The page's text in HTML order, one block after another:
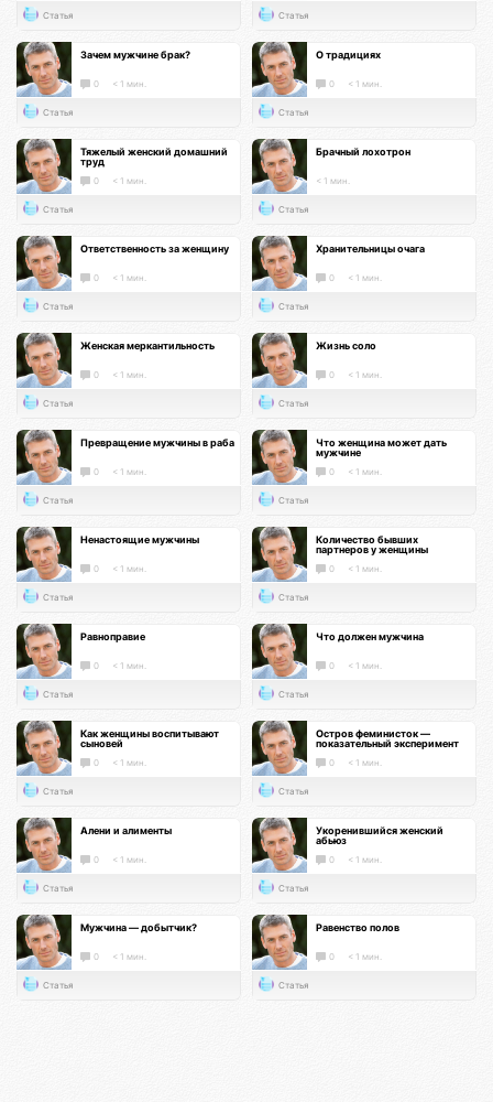
Статья Статья
Зачем мужчине брак?
0 < 1 мин.
Статья
О традициях
0 < 1 мин.
Статья
Тяжелый женский домашний
труд
0 < 1 мин.
Статья
Брачный лохотрон
< 1 мин.
Статья
Ответственность за женщину
0 < 1 мин.
Статья
Хранительницы очага
0 < 1 мин.
Статья
Женская меркантильность
0 < 1 мин.
Статья
Жизнь соло
0 < 1 мин.
Статья
Превращение мужчины в раба
0 < 1 мин.
Статья
Что женщина может дать
мужчине
0 < 1 мин.
Статья
Ненастоящие мужчины
0 < 1 мин.
Статья
Количество бывших
партнеров у женщины
0 < 1 мин.
Статья
Равноправие
0 < 1 мин.
Статья
Что должен мужчина
0 < 1 мин.
Статья
Как женщины воспитывают
сыновей
0 < 1 мин.
Статья
Остров феминисток —
показательный эксперимент
0 < 1 мин.
Статья
Алени и алименты
0 < 1 мин.
Статья
Укоренившийся женский
абьюз
0 < 1 мин.
Статья
Мужчина — добытчик?
0 < 1 мин.
Статья
Равенство полов
0 < 1 мин.
Статья